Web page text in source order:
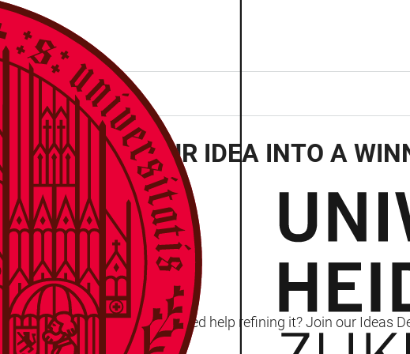
TURN YOUR IDEA INTO A
Competition 2025 but need help refining it? Join our Ideas